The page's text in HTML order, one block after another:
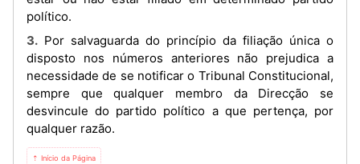
político.
3. Por salvaguarda do princípio da filiação única o
disposto nos números anteriores não prejudica a
necessidade de se notificar o Tribunal Constitucional,
sempre que qualquer membro da Direcção se
desvincule do partido político a que pertença, por
qualquer razão.
⇡ Início da Página